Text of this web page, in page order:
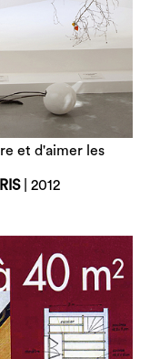
et d'aimer les
| 2012